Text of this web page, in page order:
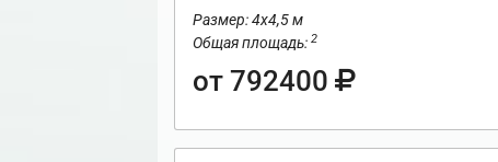
Размер: 4х4,5 м
Общая площадь: 2
от 792400